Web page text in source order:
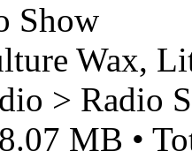
Show
Wax,
> Radio
MB •